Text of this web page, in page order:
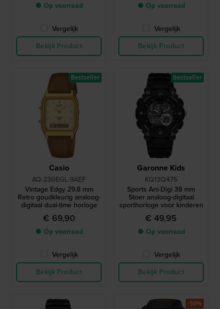
● Op voorraad
Vergelijk
Bekijk Product
● Op voorraad
Vergelijk
Bekijk Product
Casio
AQ-230EGL-9AEF
Vintage Edgy 29.8 mm
Retro goudkleurig analoog-
digitaal dual-time horloge
€ 69,90
● Op voorraad
Vergelijk
Bekijk Product
Bestseller
Garonne Kids
KQ13Q475
Sports Ani-Digi 38 mm
Stoer analoog-digitaal
sporthorloge voor kinderen
€ 49,95
● Op voorraad
Vergelijk
Bekijk Product
Bestseller
-50%